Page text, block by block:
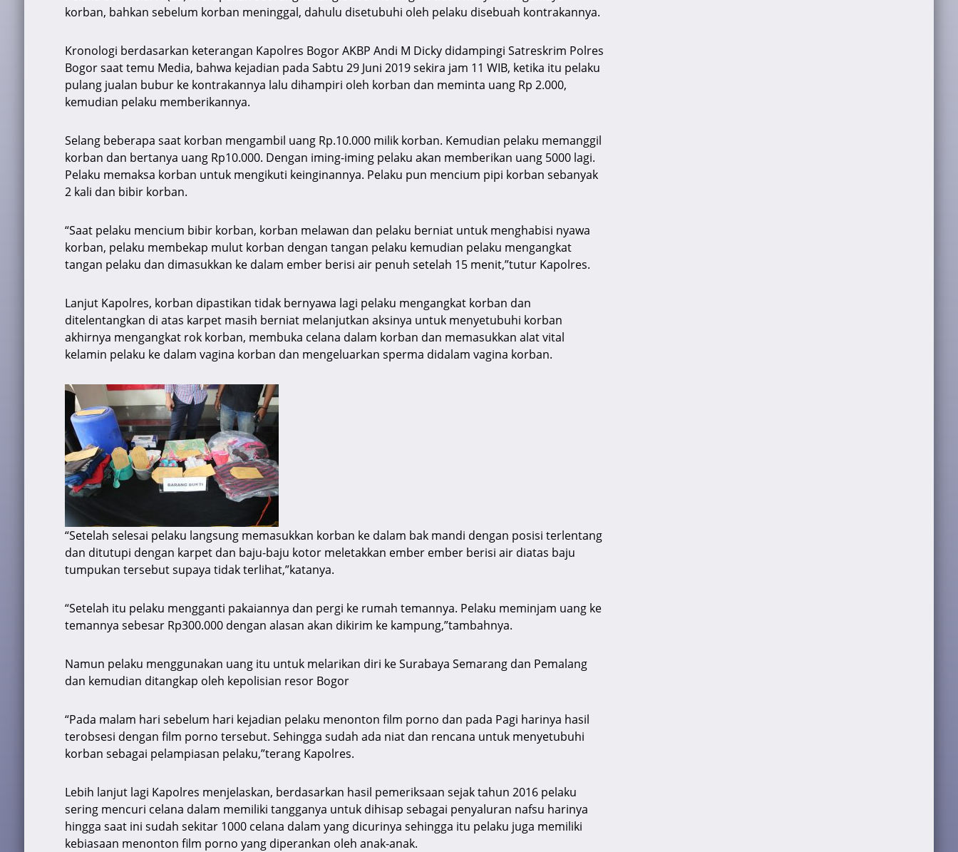
k
korban, bahkan sebelum korban meninggal, dahulu disetubuhi oleh pelaku disebuah kontrakannya.
Kronologi berdasarkan keterangan Kapolres Bogor AKBP Andi M Dicky didampingi Satreskrim Polres
Bogor saat temu Media, bahwa kejadian pada Sabtu 29 Juni 2019 sekira jam 11 WIB, ketika itu pelaku
pulang jualan bubur ke kontrakannya lalu dihampiri oleh korban dan meminta uang Rp 2.000,
kemudian pelaku memberikannya.
Selang beberapa saat korban mengambil uang Rp.10.000 milik korban. Kemudian pelaku memanggil
korban dan bertanya uang Rp10.000. Dengan iming-iming pelaku akan memberikan uang 5000 lagi.
Pelaku memaksa korban untuk mengikuti keinginannya. Pelaku pun mencium pipi korban sebanyak
2 kali dan bibir korban.
“Saat pelaku mencium bibir korban, korban melawan dan pelaku berniat untuk menghabisi nyawa
korban, pelaku membekap mulut korban dengan tangan pelaku kemudian pelaku mengangkat
tangan pelaku dan dimasukkan ke dalam ember berisi air penuh setelah 15 menit,”tutur Kapolres.
Lanjut Kapolres, korban dipastikan tidak bernyawa lagi pelaku mengangkat korban dan
ditelentangkan di atas karpet masih berniat melanjutkan aksinya untuk menyetubuhi korban
akhirnya mengangkat rok korban, membuka celana dalam korban dan memasukkan alat vital
kelamin pelaku ke dalam vagina korban dan mengeluarkan sperma didalam vagina korban.
“Setelah selesai pelaku langsung memasukkan korban ke dalam bak mandi dengan posisi terlentang
dan ditutupi dengan karpet dan baju-baju kotor meletakkan ember ember berisi air diatas baju
tumpukan tersebut supaya tidak terlihat,”katanya.
“Setelah itu pelaku mengganti pakaiannya dan pergi ke rumah temannya. Pelaku meminjam uang ke
temannya sebesar Rp300.000 dengan alasan akan dikirim ke kampung,”tambahnya.
Namun pelaku menggunakan uang itu untuk melarikan diri ke Surabaya Semarang dan Pemalang
dan kemudian ditangkap oleh kepolisian resor Bogor
“Pada malam hari sebelum hari kejadian pelaku menonton film porno dan pada Pagi harinya hasil
terobsesi dengan film porno tersebut. Sehingga sudah ada niat dan rencana untuk menyetubuhi
korban sebagai pelampiasan pelaku,”terang Kapolres.
Lebih lanjut lagi Kapolres menjelaskan, berdasarkan hasil pemeriksaan sejak tahun 2016 pelaku
sering mencuri celana dalam memiliki tangganya untuk dihisap sebagai penyaluran nafsu harinya
hingga saat ini sudah sekitar 1000 celana dalam yang dicurinya sehingga itu pelaku juga memiliki
kebiasaan menonton film porno yang diperankan oleh anak-anak.